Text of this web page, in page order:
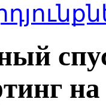
на